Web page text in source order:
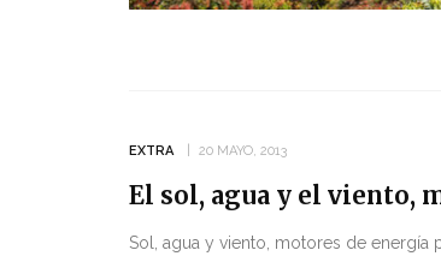
EXTRA 20 MAYO, 2013
El sol, agua y el viento,
Sol, agua y viento, motores de energía